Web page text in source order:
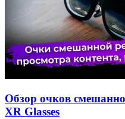
Обзор очков
XR Glasses